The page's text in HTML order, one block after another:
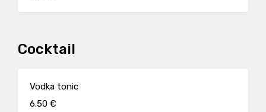
Cocktail
Vodka tonic
6.50 €